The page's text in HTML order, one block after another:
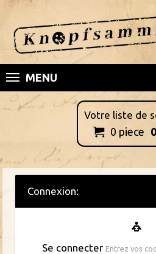
MENU
Votre liste de
 0 piece
Connexion:
Se connecter Entrez vos